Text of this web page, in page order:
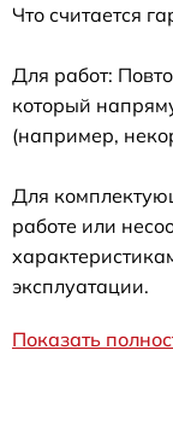
Что считается
Для работ:
который
(например,
Для
работе или
эксплуатации.
Показать